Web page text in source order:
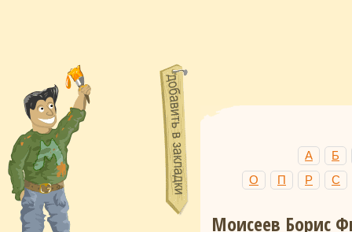
А
Б
О
П Р С
Моисеев Борис